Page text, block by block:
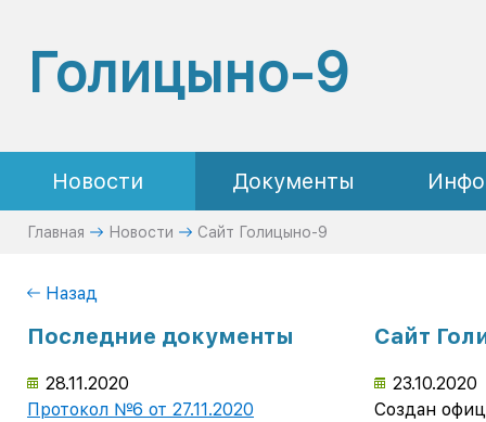
Голицыно-9
Новости Документы
Главная Новости Сайт Голицыно-9
Назад
Последние документы
28.11.2020
Протокол №6 от 27.11.2020
Сайт
23.10.2020
Создан